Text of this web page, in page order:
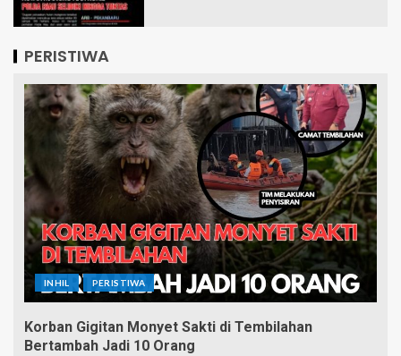
PERISTIWA
INHIL PERISTIWA
Korban Gigitan Monyet Sakti di Tembilahan
Bertambah Jadi 10 Orang